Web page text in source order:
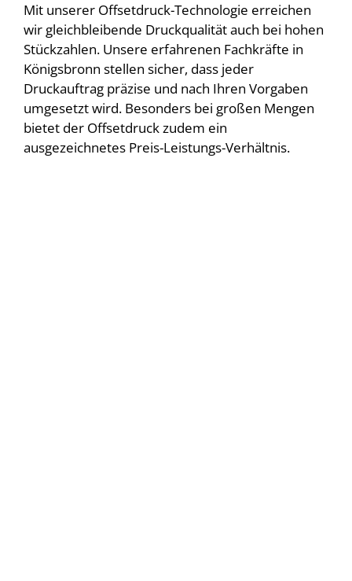
Mit unserer Offsetdruck-Technologie erreichen
wir gleichbleibende Druckqualität auch bei hohen
Stückzahlen. Unsere erfahrenen Fachkräfte in
Königsbronn stellen sicher, dass jeder
Druckauftrag präzise und nach Ihren Vorgaben
umgesetzt wird. Besonders bei großen Mengen
bietet der Offsetdruck zudem ein
ausgezeichnetes Preis-Leistungs-Verhältnis.